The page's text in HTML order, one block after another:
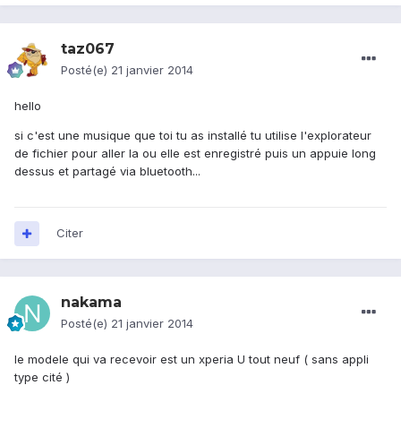
taz067
Posté(e) 21 janvier 2014
hello
si c'est une musique que toi tu as installé tu utilise l'explorateur
de fichier pour aller la ou elle est enregistré puis un appuie long
dessus et partagé via bluetooth...
Citer
nakama
Posté(e) 21 janvier 2014
le modele qui va recevoir est un xperia U tout neuf ( sans appli
type cité )